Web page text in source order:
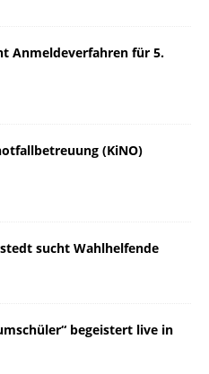
Anmeldeverfahren für 5.
(KiNO)
sucht Wahlhelfende
begeistert live in